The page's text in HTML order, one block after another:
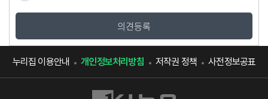
의견등록
누리집 이용안내 개인정보처리방침 저작권 정책 사전정보공표